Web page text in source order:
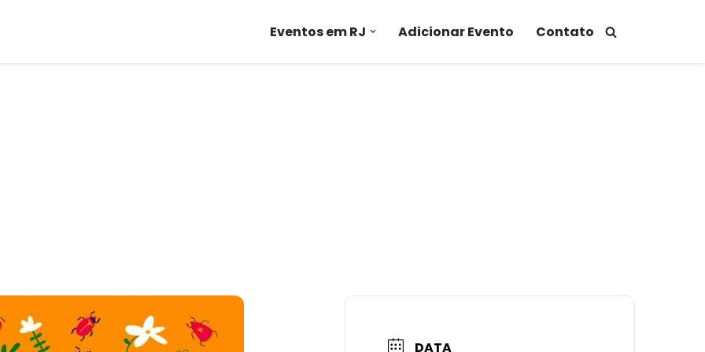
Eventos em RJ Adicionar Evento Contato
DATA